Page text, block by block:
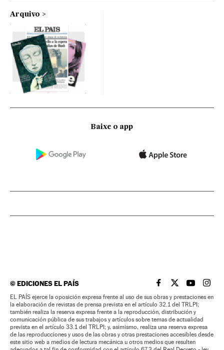
Arquivo
Baixe o app
©EDICIONES EL PAÍS EL PAÍS BRASIL EN
EL PAÍSEL PAÍS
EL
EL PAÍS ejerce la oposición expresa frente al uso de sus obras y prestaciones en
la elaboración de revistas de prensa prevista en el artículo 32.1 del TRLPI;
también realiza la reserva expresa frente a la reproducción, distribución y
comunicación pública de sus trabajos y artículos sobre temas de actualidad
prevista en el artículo 33.1 del TRLPI; y, asimismo, realiza una reserva expresa
de las reproducciones y usos de las obras y otras prestaciones accesibles desde
este sitio web a medios de lectura mecánica u otros medios que resulten